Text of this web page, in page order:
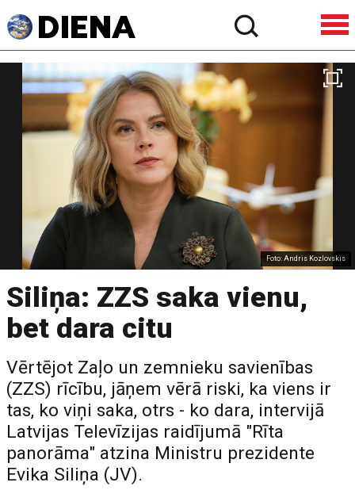
Foto: Andris Kozlovskis
Siliņa: ZZS saka vienu,
bet dara citu
Vērtējot Zaļo un zemnieku savienības
(ZZS) rīcību, jāņem vērā riski, ka viens ir
tas, ko viņi saka, otrs - ko dara, intervijā
Latvijas Televīzijas raidījumā "Rīta
panorāma" atzina Ministru prezidente
Evika Siliņa (JV).